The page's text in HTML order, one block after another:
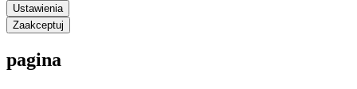
Ustawienia
Zaakceptuj
pagina